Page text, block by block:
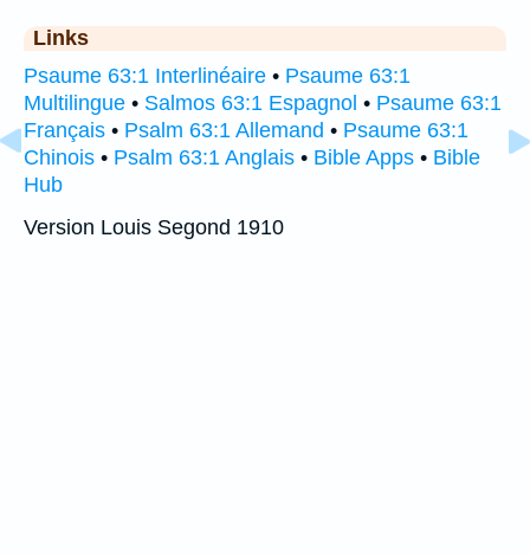
Links
Psaume 63:1 Interlinéaire • Psaume 63:1
Multilingue • Salmos 63:1 Espagnol • Psaume 63:1
Français • Psalm 63:1 Allemand • Psaume 63:1
Chinois • Psalm 63:1 Anglais • Bible Apps • Bible
Hub
Version Louis Segond 1910